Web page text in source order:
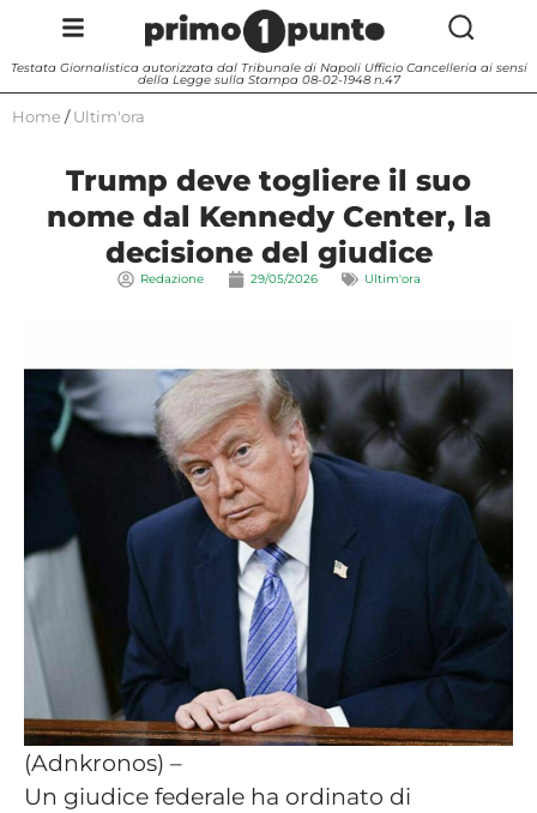
Testata Giornalistica autorizzata dal Tribunale di Napoli Ufficio Cancelleria ai sensi
della Legge sulla Stampa 08-02-1948 n.47
Home / Ultim'ora
Trump deve togliere il suo
nome dal Kennedy Center, la
decisione del giudice
Redazione 29/05/2026 Ultim'ora
(Adnkronos) –
Un giudice federale ha ordinato di